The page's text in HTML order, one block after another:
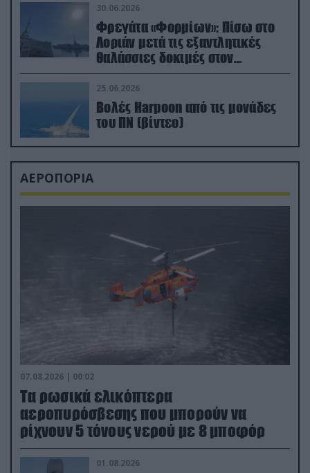
30.06.2026
Φρεγάτα «Φορμίων»: Πίσω στο
Λοριάν μετά τις εξαντλητικές
θαλάσσιες δοκιμές στον
απαιτητικό Βισκαϊκό
25.06.2026
Βολές Harpoon από τις μονάδες
του ΠΝ (βίντεο)
ΑΕΡΟΠΟΡΙΑ
07.08.2026 | 00:02
Τα ρωσικά ελικόπτερα
αεροπυρόσβεσης που μπορούν να
ρίχνουν 5 τόνους νερού με 8 μποφόρ
01.08.2026